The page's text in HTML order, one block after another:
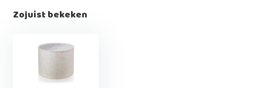
Zojuist bekeken